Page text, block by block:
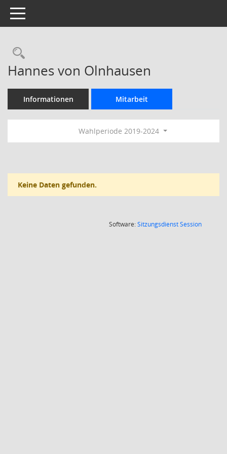
Toggle navigation
Rechercheauswahl
Hannes von Olnhausen
Informationen Mitarbeit
Wahlperiode 2019-2024
Keine Daten gefunden.
Software:SitzungsdienstSession(Wird in